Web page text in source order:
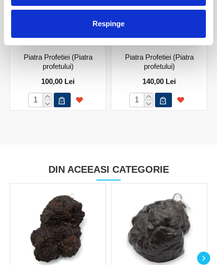
Respinge
Piatra Profetiei (Piatra
profetului)
100,00 Lei
Piatra Profetiei (Piatra
profetului)
140,00 Lei
DIN ACEEASI CATEGORIE